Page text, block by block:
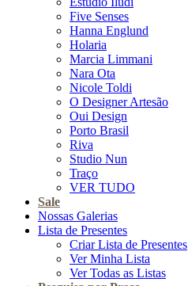
Five Senses
Hanna Englund
Holaria
Marcia Limmani
Nara Ota
Nicole Toldi
O Designer Artesão
Oui Design
Porto Brasil
Riva
Studio Nun
Traço
VER TUDO
Sale
Nossas Galerias
Lista de Presentes
Criar Lista de Presentes
Ver Minha Lista
Ver Todas as Listas